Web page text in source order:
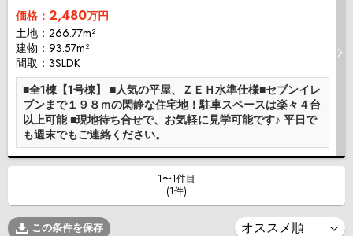
価格： 2,480万円
土地：266.77m²
建物：93.57m²
間取：3SLDK
■全1棟【1号棟】 ■人気の平屋、ＺＥＨ水準仕様■セブンイレ
ブンまで１９８ｍの閑静な住宅地！駐車スペースは楽々４台
以上可能 ■現地待ち合せで、お気軽に見学可能です♪ 平日で
も週末でもご連絡ください。
1〜1件目
(1件)
この条件を保存